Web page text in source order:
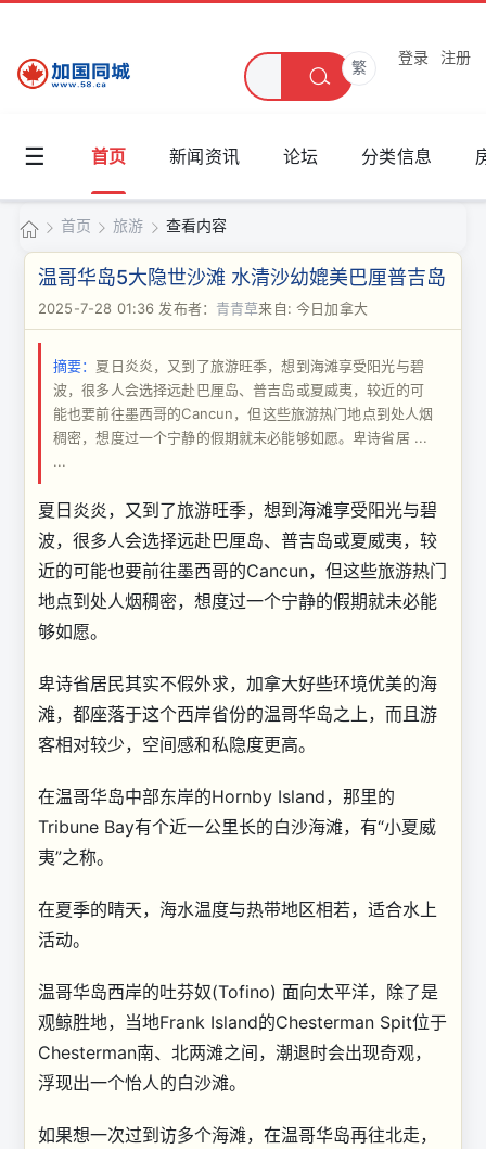
繁
登录 注册
☰ 首页 新闻资讯 论坛 分类信息
加
同
›
首页
›
旅游 查看内容
温哥华岛5大隐世沙滩 水清沙幼媲美巴厘普吉岛
2025-7-28 01:36 发布者： 青青草来自: 今日加拿大
摘要： 夏日炎炎，又到了旅游旺季，想到海滩享受阳光与碧
波，很多人会选择远赴巴厘岛、普吉岛或夏威夷，较近的可
能也要前往墨西哥的Cancun，但这些旅游热门地点到处人烟
稠密，想度过一个宁静的假期就未必能够如愿。卑诗省居 ...
...
夏日炎炎，又到了旅游旺季，想到海滩享受阳光与碧
波，很多人会选择远赴巴厘岛、普吉岛或夏威夷，较
近的可能也要前往墨西哥的Cancun，但这些旅游热门
地点到处人烟稠密，想度过一个宁静的假期就未必能
够如愿。
卑诗省居民其实不假外求，加拿大好些环境优美的海
滩，都座落于这个西岸省份的温哥华岛之上，而且游
客相对较少，空间感和私隐度更高。
在温哥华岛中部东岸的Hornby Island，那里的
Tribune Bay有个近一公里长的白沙海滩，有“小夏威
夷”之称。
在夏季的晴天，海水温度与热带地区相若，适合水上
活动。
温哥华岛西岸的吐芬奴(Tofino) 面向太平洋，除了是
观鲸胜地，当地Frank Island的Chesterman Spit位于
Chesterman南、北两滩之间，潮退时会出现奇观，
浮现出一个怡人的白沙滩。
如果想一次过到访多个海滩，在温哥华岛再往北走，